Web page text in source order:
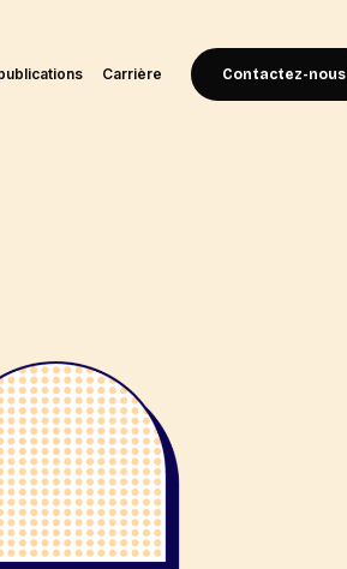
Carrière Contactez-nous